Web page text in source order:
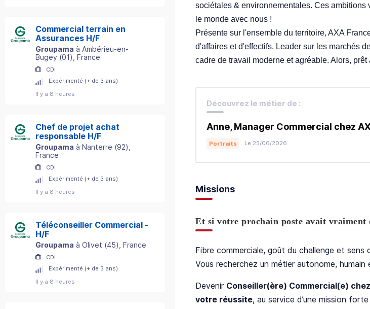
Commercial terrain en
Assurances H/F
Groupama à Ambérieu-en-
Bugey (01) , France
CDI
Expérimenté (+ de 3 ans)
Il y a 8 heures
Chef de projet achat
responsable H/F
Groupama à Nanterre (92)
France
CDI
Expérimenté (+ de 3 ans)
Il y a 8 heures
Téléconseiller Commercial -
H/F
Groupama à Olivet (45) , France
CDI
Expérimenté (+ de 3 ans)
Il y a 8 heures
sociétales & environnementales. Ces ambitions
le monde avec nous !
Présente sur l'ensemble du territoire, AXA
d'affaires et d'effectifs. Leader sur les marchés
cadre de travail moderne et agréable. Alors, prêt
Découvrez le métier de :
Anne, Manager Commercial chez
Portraits Le 25/06/2026
Missions
Et si votre prochain poste avait vraiment
Fibre commerciale, goût du challenge et
Vous recherchez un métier autonome, humain
Devenir Conseiller(ère) Commercial(e)
votre réussite, au service d’une mission forte